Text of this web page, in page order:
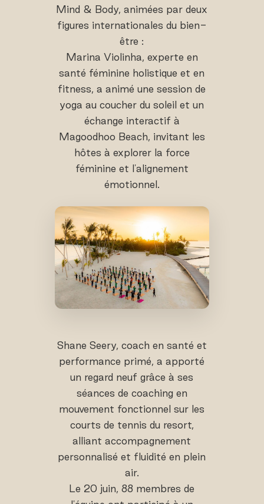
Mind & Body, animées par deux
figures internationales du bien-
être :
Marina Violinha, experte en
santé féminine holistique et en
fitness, a animé une session de
yoga au coucher du soleil et un
échange interactif à
Magoodhoo Beach, invitant les
hôtes à explorer la force
féminine et l'alignement
émotionnel.
Shane Seery, coach en santé et
performance primé, a apporté
un regard neuf grâce à ses
séances de coaching en
mouvement fonctionnel sur les
courts de tennis du resort,
alliant accompagnement
personnalisé et fluidité en plein
air.
Le 20 juin, 88 membres de